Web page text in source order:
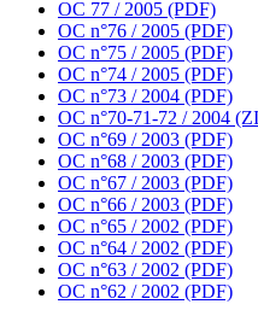
OC 77 / 2005 (PDF)
OC n°76 / 2005 (PDF)
OC n°75 / 2005 (PDF)
OC n°74 / 2005 (PDF)
OC n°73 / 2004 (PDF)
OC n°70-71-72 / 2004
OC n°69 / 2003 (PDF)
OC n°68 / 2003 (PDF)
OC n°67 / 2003 (PDF)
OC n°66 / 2003 (PDF)
OC n°65 / 2002 (PDF)
OC n°64 / 2002 (PDF)
OC n°63 / 2002 (PDF)
OC n°62 / 2002 (PDF)